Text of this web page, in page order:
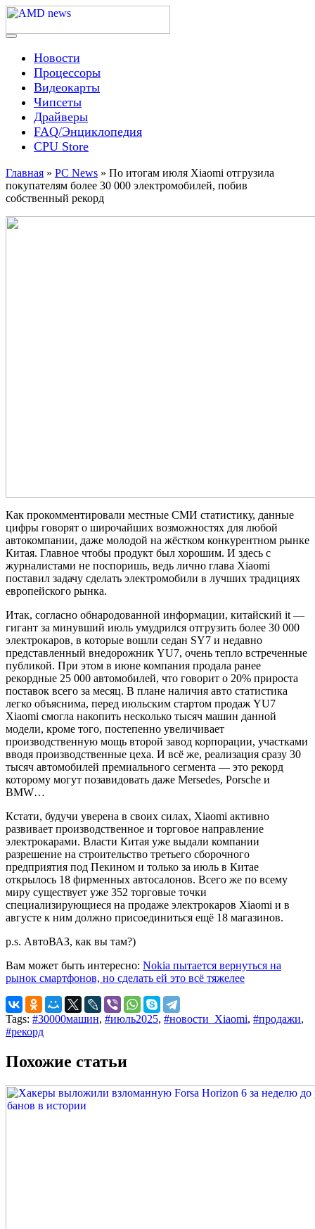
Skip
content
AMD news
Menu
Новости
Процессоры
Видеокарты
Чипсеты
Драйверы
FAQ/Энциклопедия
CPU Store
Главная » PC News » По итогам июля Xiaomi отгрузила
покупателям более 30 000 электромобилей, побив
собственный рекорд
Как прокомментировали местные СМИ статистику, данные
цифры говорят о широчайших возможностях для любой
автокомпании, даже молодой на жёстком конкурентном рынке
Китая. Главное чтобы продукт был хорошим. И здесь с
журналистами не поспоришь, ведь лично глава Xiaomi
поставил задачу сделать электромобили в лучших традициях
европейского рынка.
Итак, согласно обнародованной информации, китайский it —
гигант за минувший июль умудрился отгрузить более 30 000
электрокаров, в которые вошли седан SY7 и недавно
представленный внедорожник YU7, очень тепло встреченные
публикой. При этом в июне компания продала ранее
рекордные 25 000 автомобилей, что говорит о 20% прироста
поставок всего за месяц. В плане наличия авто статистика
легко объяснима, перед июльским стартом продаж YU7
Xiaomi смогла накопить несколько тысяч машин данной
модели, кроме того, постепенно увеличивает
производственную мощь второй завод корпорации, участками
вводя производственные цеха. И всё же, реализация сразу 30
тысяч автомобилей премиального сегмента — это рекорд
которому могут позавидовать даже Mersedes, Porsche и
BMW…
Кстати, будучи уверена в своих силах, Xiaomi активно
развивает производственное и торговое направление
электрокарами. Власти Китая уже выдали компании
разрешение на строительство третьего сборочного
предприятия под Пекином и только за июль в Китае
открылось 18 фирменных автосалонов. Всего же по всему
миру существует уже 352 торговые точки
специализирующиеся на продаже электрокаров Xiaomi и в
августе к ним должно присоединиться ещё 18 магазинов.
p.s. АвтоВАЗ, как вы там?)
Вам может быть интересно: Nokia пытается вернуться на
рынок смартфонов, но сделать ей это всё тяжелее
Tags: #30000машин, #июль2025, #новости_Xiaomi, #продажи,
#рекорд
Похожие статьи